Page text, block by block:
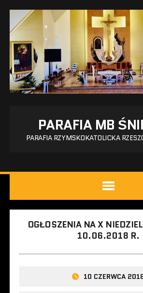
PARAFIA MB
PARAFIA RZYMSKOKATOLICKA
OGŁOSZENIA NA X
10.06.2018 R.
10 CZERWCA